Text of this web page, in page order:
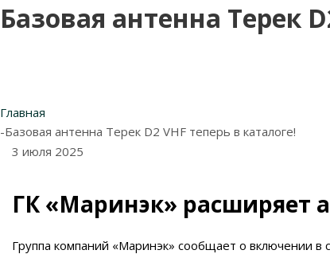
Базовая антенна Терек
Главная
-Базовая антенна Терек D2 VHF теперь в каталоге!
3 июля 2025
ГК «Маринэк» расширяет
Группа компаний «Маринэк» сообщает о включении в